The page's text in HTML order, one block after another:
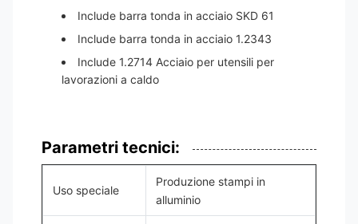
Include barra tonda in acciaio SKD 61
Include barra tonda in acciaio 1.2343
Include 1.2714 Acciaio per utensili per
lavorazioni a caldo
Parametri tecnici:
Uso speciale
Produzione stampi in
alluminio